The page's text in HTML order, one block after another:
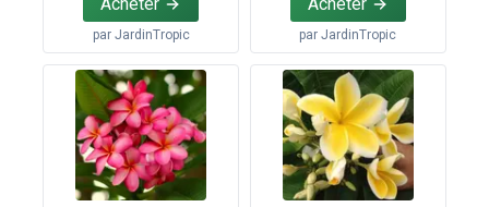
par JardinTropic parJardinTropic